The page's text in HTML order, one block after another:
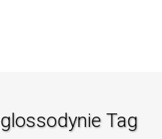
glossodynie Tag